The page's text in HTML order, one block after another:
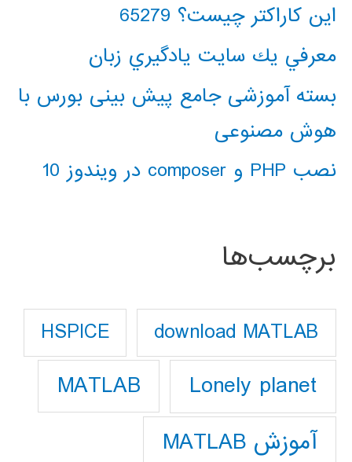
این کاراکتر چیست؟ 65279
معرفي يك سايت يادگيري زبان
بسته آموزشی جامع پیش بینی بورس با
هوش مصنوعی
نصب PHP و composer در ویندوز 10
برچسب‌ها
download MATLAB
HSPICE
Lonely planet
MATLAB
آموزش MATLAB